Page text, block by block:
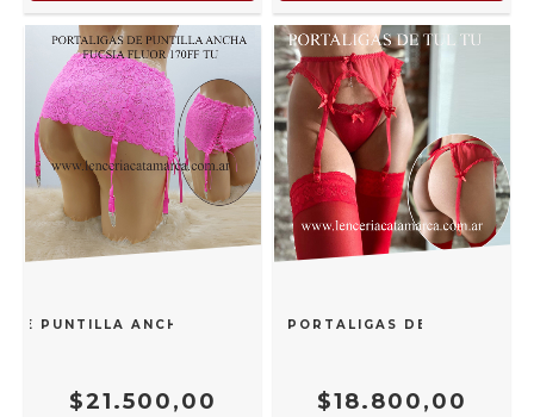
DE PUNTILLA ANCHA FUCSIA FLUOR 170FF TU
$21.500,00
MOMENTOS PORTALIGAS DE TUL ROJO
$18.800,00